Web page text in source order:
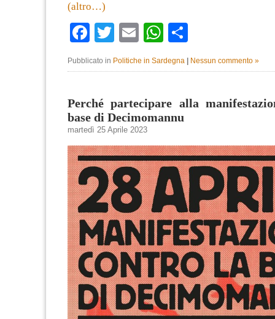
(altro…)
Facebook
TwitterEmailWhatsApp
Pubblicato in Politiche in Sardegna Nessun commento »
Perché partecipare alla
base di Decimomannu
martedì 25 Aprile 2023